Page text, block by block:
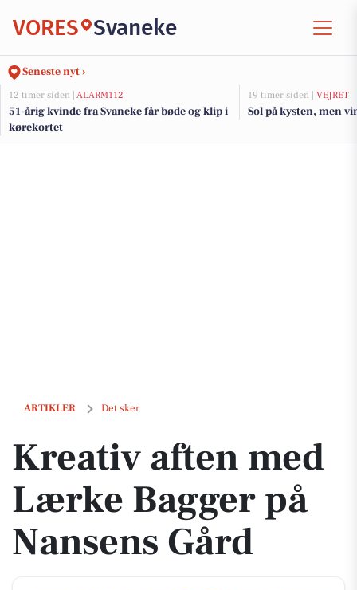
VORES Svaneke
Seneste nyt ›
12 timer siden | ALARM112
51-årig kvinde fra Svaneke får bøde og klip i
kørekortet
19 timer siden | VEJRET
Sol på kysten, men
ARTIKLER Det sker
Kreativ aften med Lærke Bagger på Nansens Gård
Kreativ aften med
Lærke Bagger på
Nansens Gård